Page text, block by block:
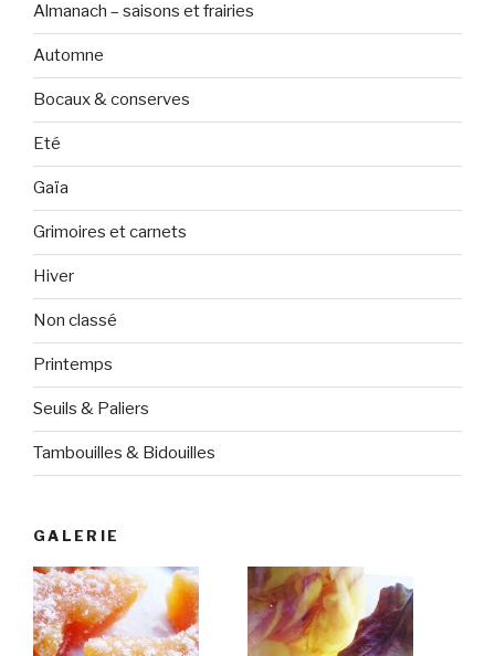
Almanach – saisons et frairies
Automne
Bocaux & conserves
Eté
Gaïa
Grimoires et carnets
Hiver
Non classé
Printemps
Seuils & Paliers
Tambouilles & Bidouilles
GALERIE